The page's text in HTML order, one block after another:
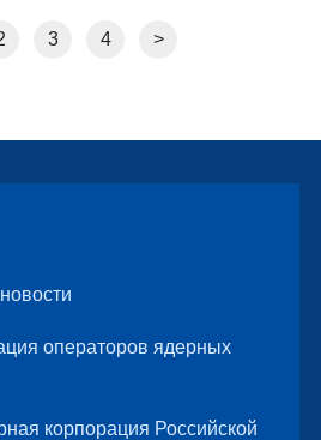
3 4 >
операторов ядерных
корпорация Российской